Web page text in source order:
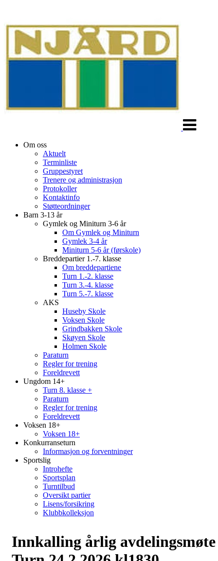
Om oss
Aktuelt
Terminliste
Gruppestyret
Trenere og administrasjon
Protokoller
Kontaktinfo
Støtteordninger
Barn 3-13 år
Gymlek og Miniturn 3-6 år
Om Gymlek og Miniturn
Gymlek 3-4 år
Miniturn 5-6 år (førskole)
Breddepartier 1.-7. klasse
Om breddepartiene
Turn 1.-2. klasse
Turn 3.-4. klasse
Turn 5.-7. klasse
AKS
Huseby Skole
Voksen Skole
Grindbakken Skole
Skøyen Skole
Holmen Skole
Paraturn
Regler for trening
Foreldrevett
Ungdom 14+
Turn 8. klasse +
Paraturn
Regler for trening
Foreldrevett
Voksen 18+
Voksen 18+
Konkurranseturn
Informasjon og forventninger
Sportslig
Introhefte
Sportsplan
Turntilbud
Oversikt partier
Lisens/forsikring
Klubbkolleksjon
Innkalling årlig avdelingsmøte